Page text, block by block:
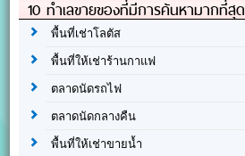
10 ทำเลขายของที่มีการค้นหามากที่สุด
พื้นที่เช่าโลตัส
พื้นที่ให้เช่าร้านกาแฟ
ตลาดนัดรถไฟ
ตลาดนัดกลางคืน
พื้นที่ให้เช่าขายน้ำ